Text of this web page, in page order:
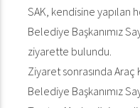
SAK, kendisine yapılan
Belediye Başkanımız
ziyarette bulundu.
Ziyaret sonrasında Araç
Belediye Başkanımız